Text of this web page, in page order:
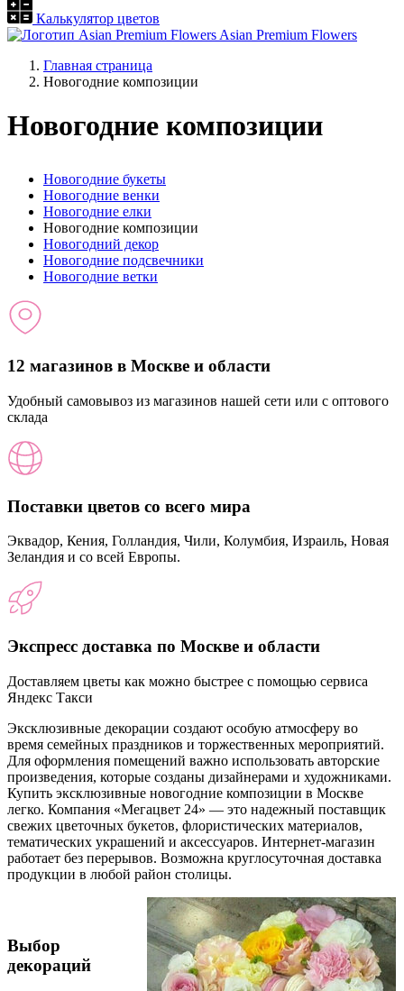
Калькулятор цветов
Asian Premium Flowers
Главная страница
Новогодние композиции
Новогодние композиции
Новогодние букеты
Новогодние венки
Новогодние елки
Новогодние композиции
Новогодний декор
Новогодние подсвечники
Новогодние ветки
12 магазинов в Москве и области
Удобный самовывоз из магазинов нашей сети или с оптового
склада
Поставки цветов со всего мира
Эквадор, Кения, Голландия, Чили, Колумбия, Израиль, Новая
Зеландия и со всей Европы.
Экспресс доставка по Москве и области
Доставляем цветы как можно быстрее с помощью сервиса
Яндекс Такси
Эксклюзивные декорации создают особую атмосферу во
время семейных праздников и торжественных мероприятий.
Для оформления помещений важно использовать авторские
произведения, которые созданы дизайнерами и художниками.
Купить эксклюзивные новогодние композиции в Москве
легко. Компания «Мегацвет 24» — это надежный поставщик
свежих цветочных букетов, флористических материалов,
тематических украшений и аксессуаров. Интернет-магазин
работает без перерывов. Возможна круглосуточная доставка
продукции в любой район столицы.
Выбор
декораций